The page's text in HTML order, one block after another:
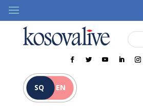
SQ EN